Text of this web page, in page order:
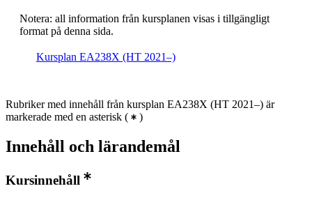
Notera: all information från kursplanen visas i tillgängligt
format på denna sida.
Kursplan EA238X (HT 2021–)
Rubriker med innehåll från kursplan EA238X (HT 2021–) är
markerade med en asterisk ( )
Innehåll och lärandemål
Kursinnehåll